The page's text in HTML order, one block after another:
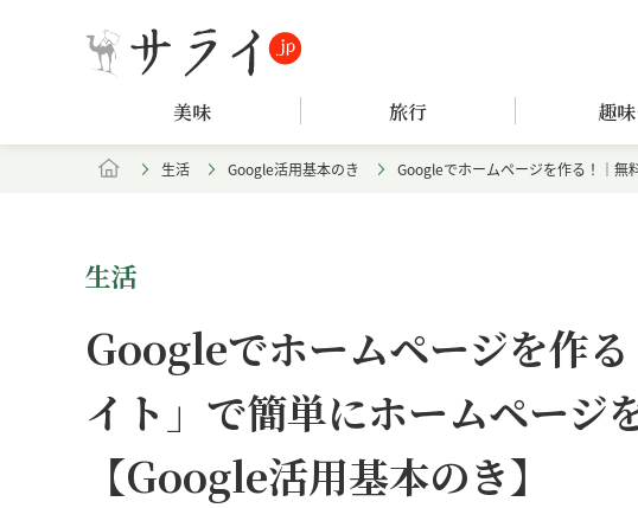
美味 旅行 趣
生活 Google活用基本のき Googleでホームページを作る！｜無
生活
Googleでホームページを作
イト」で簡単にホームページ
【Google活用基本のき】